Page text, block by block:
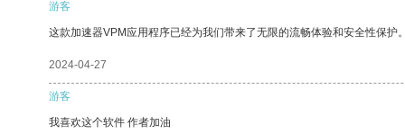
游客
这款加速器VPM应用程序已经为我们带来了无限的流畅体验和安全性保护
2024-04-27
游客
我喜欢这个软件 作者加油